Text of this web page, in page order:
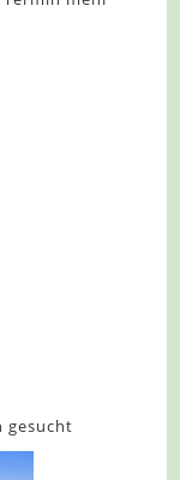
gesucht